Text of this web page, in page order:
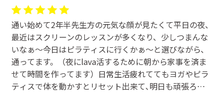
何か目標を持って行うならとても価値があると思いま
す。
又、冬季の受講だったので、日常では絶対にかくことの
ない量の汗がかけました。
通い始めて2年半先生方の元気な顔が見たくて平日の夜､
最近はスクリーンのレッスンが多くなり、少しつまんな
いなぁ〜今日はピラティスに行くかぁ〜と選びながら､
通ってます。（夜にlava活するために朝から家事を済ま
せて時間を作ってます）日常生活疲れててもヨガやピラ
ティスで体を動かすとリセット出来て､明日も頑張ろう